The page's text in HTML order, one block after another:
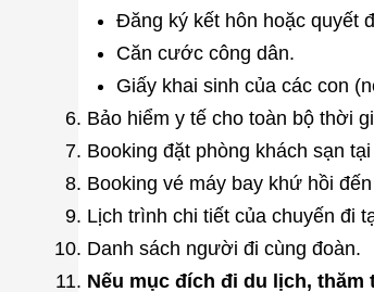
Đăng ký kết hôn hoặc quyết
Căn cước công dân.
Giấy khai sinh của các con
Bảo hiểm y tế cho toàn bộ thời
Booking đặt phòng khách sạn tại
Booking vé máy bay khứ hồi
Lịch trình chi tiết của chuyến đi
Danh sách người đi cùng đoàn.
Nếu mục đích đi du lịch, thăm